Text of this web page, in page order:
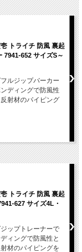
トライチ 防風 裏起
7941-652 サイズS～
ルジップパーカー
ディングで防風性
射材のパイピング
トライチ 防風 裏起
627 サイズ4L・
ップトレーナーで
ィングで防風性と
材のパイピングを